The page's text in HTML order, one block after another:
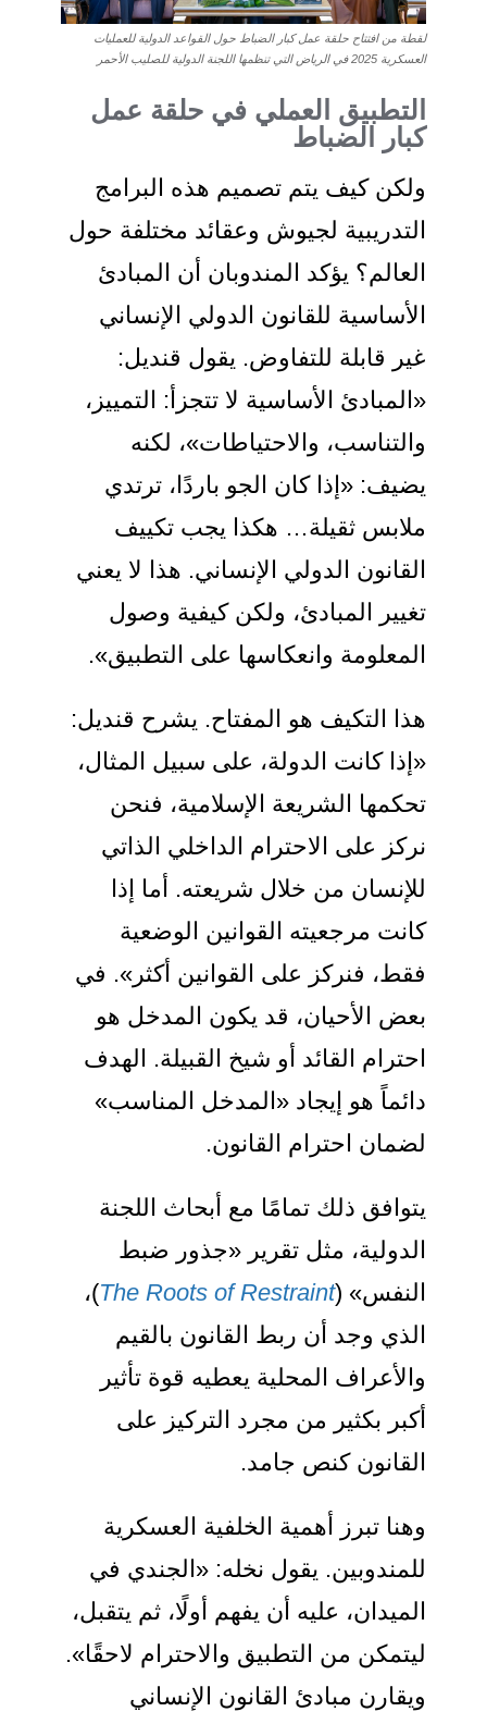
لقطة من افتتاح حلقة عمل كبار الضباط حول القواعد الدولية للعمليات
العسكرية 2025 في الرياض التي تنظمها اللجنة الدولية للصليب الأحمر
التطبيق العملي في حلقة عمل
كبار الضباط
ولكن كيف يتم تصميم هذه البرامج
التدريبية لجيوش وعقائد مختلفة حول
العالم؟ يؤكد المندوبان أن المبادئ
الأساسية للقانون الدولي الإنساني
غير قابلة للتفاوض. يقول قنديل:
«المبادئ الأساسية لا تتجزأ: التمييز،
والتناسب، والاحتياطات»، لكنه
يضيف: «إذا كان الجو باردًا، ترتدي
ملابس ثقيلة… هكذا يجب تكييف
القانون الدولي الإنساني. هذا لا يعني
تغيير المبادئ، ولكن كيفية وصول
المعلومة وانعكاسها على التطبيق».
هذا التكيف هو المفتاح. يشرح قنديل:
«إذا كانت الدولة، على سبيل المثال،
تحكمها الشريعة الإسلامية، فنحن
نركز على الاحترام الداخلي الذاتي
للإنسان من خلال شريعته. أما إذا
كانت مرجعيته القوانين الوضعية
فقط، فنركز على القوانين أكثر». في
بعض الأحيان، قد يكون المدخل هو
احترام القائد أو شيخ القبيلة. الهدف
دائماً هو إيجاد «المدخل المناسب»
لضمان احترام القانون.
يتوافق ذلك تمامًا مع أبحاث اللجنة
الدولية، مثل تقرير «جذور ضبط
النفس» (The Roots of Restraint)،
الذي وجد أن ربط القانون بالقيم
والأعراف المحلية يعطيه قوة تأثير
أكبر بكثير من مجرد التركيز على
القانون كنص جامد.
وهنا تبرز أهمية الخلفية العسكرية
للمندوبين. يقول نخله: «الجندي في
الميدان، عليه أن يفهم أولًا، ثم يتقبل،
ليتمكن من التطبيق والاحترام لاحقًا».
ويقارن مبادئ القانون الإنساني